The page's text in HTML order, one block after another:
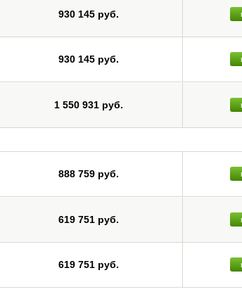
930 145 руб.
930 145 руб.
1 550 931 руб.
888 759 руб.
619 751 руб.
619 751 руб.